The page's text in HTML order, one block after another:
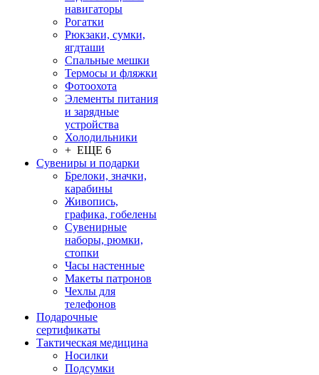
навигаторы
Рогатки
Рюкзаки, сумки,
ягдташи
Спальные мешки
Термосы и фляжки
Фотоохота
Элементы питания
и зарядные
устройства
Холодильники
+ ЕЩЕ 6
Сувениры и подарки
Брелоки, значки,
карабины
Живопись,
графика, гобелены
Сувенирные
наборы, рюмки,
стопки
Часы настенные
Макеты патронов
Чехлы для
телефонов
Подарочные
сертификаты
Тактическая медицина
Носилки
Подсумки